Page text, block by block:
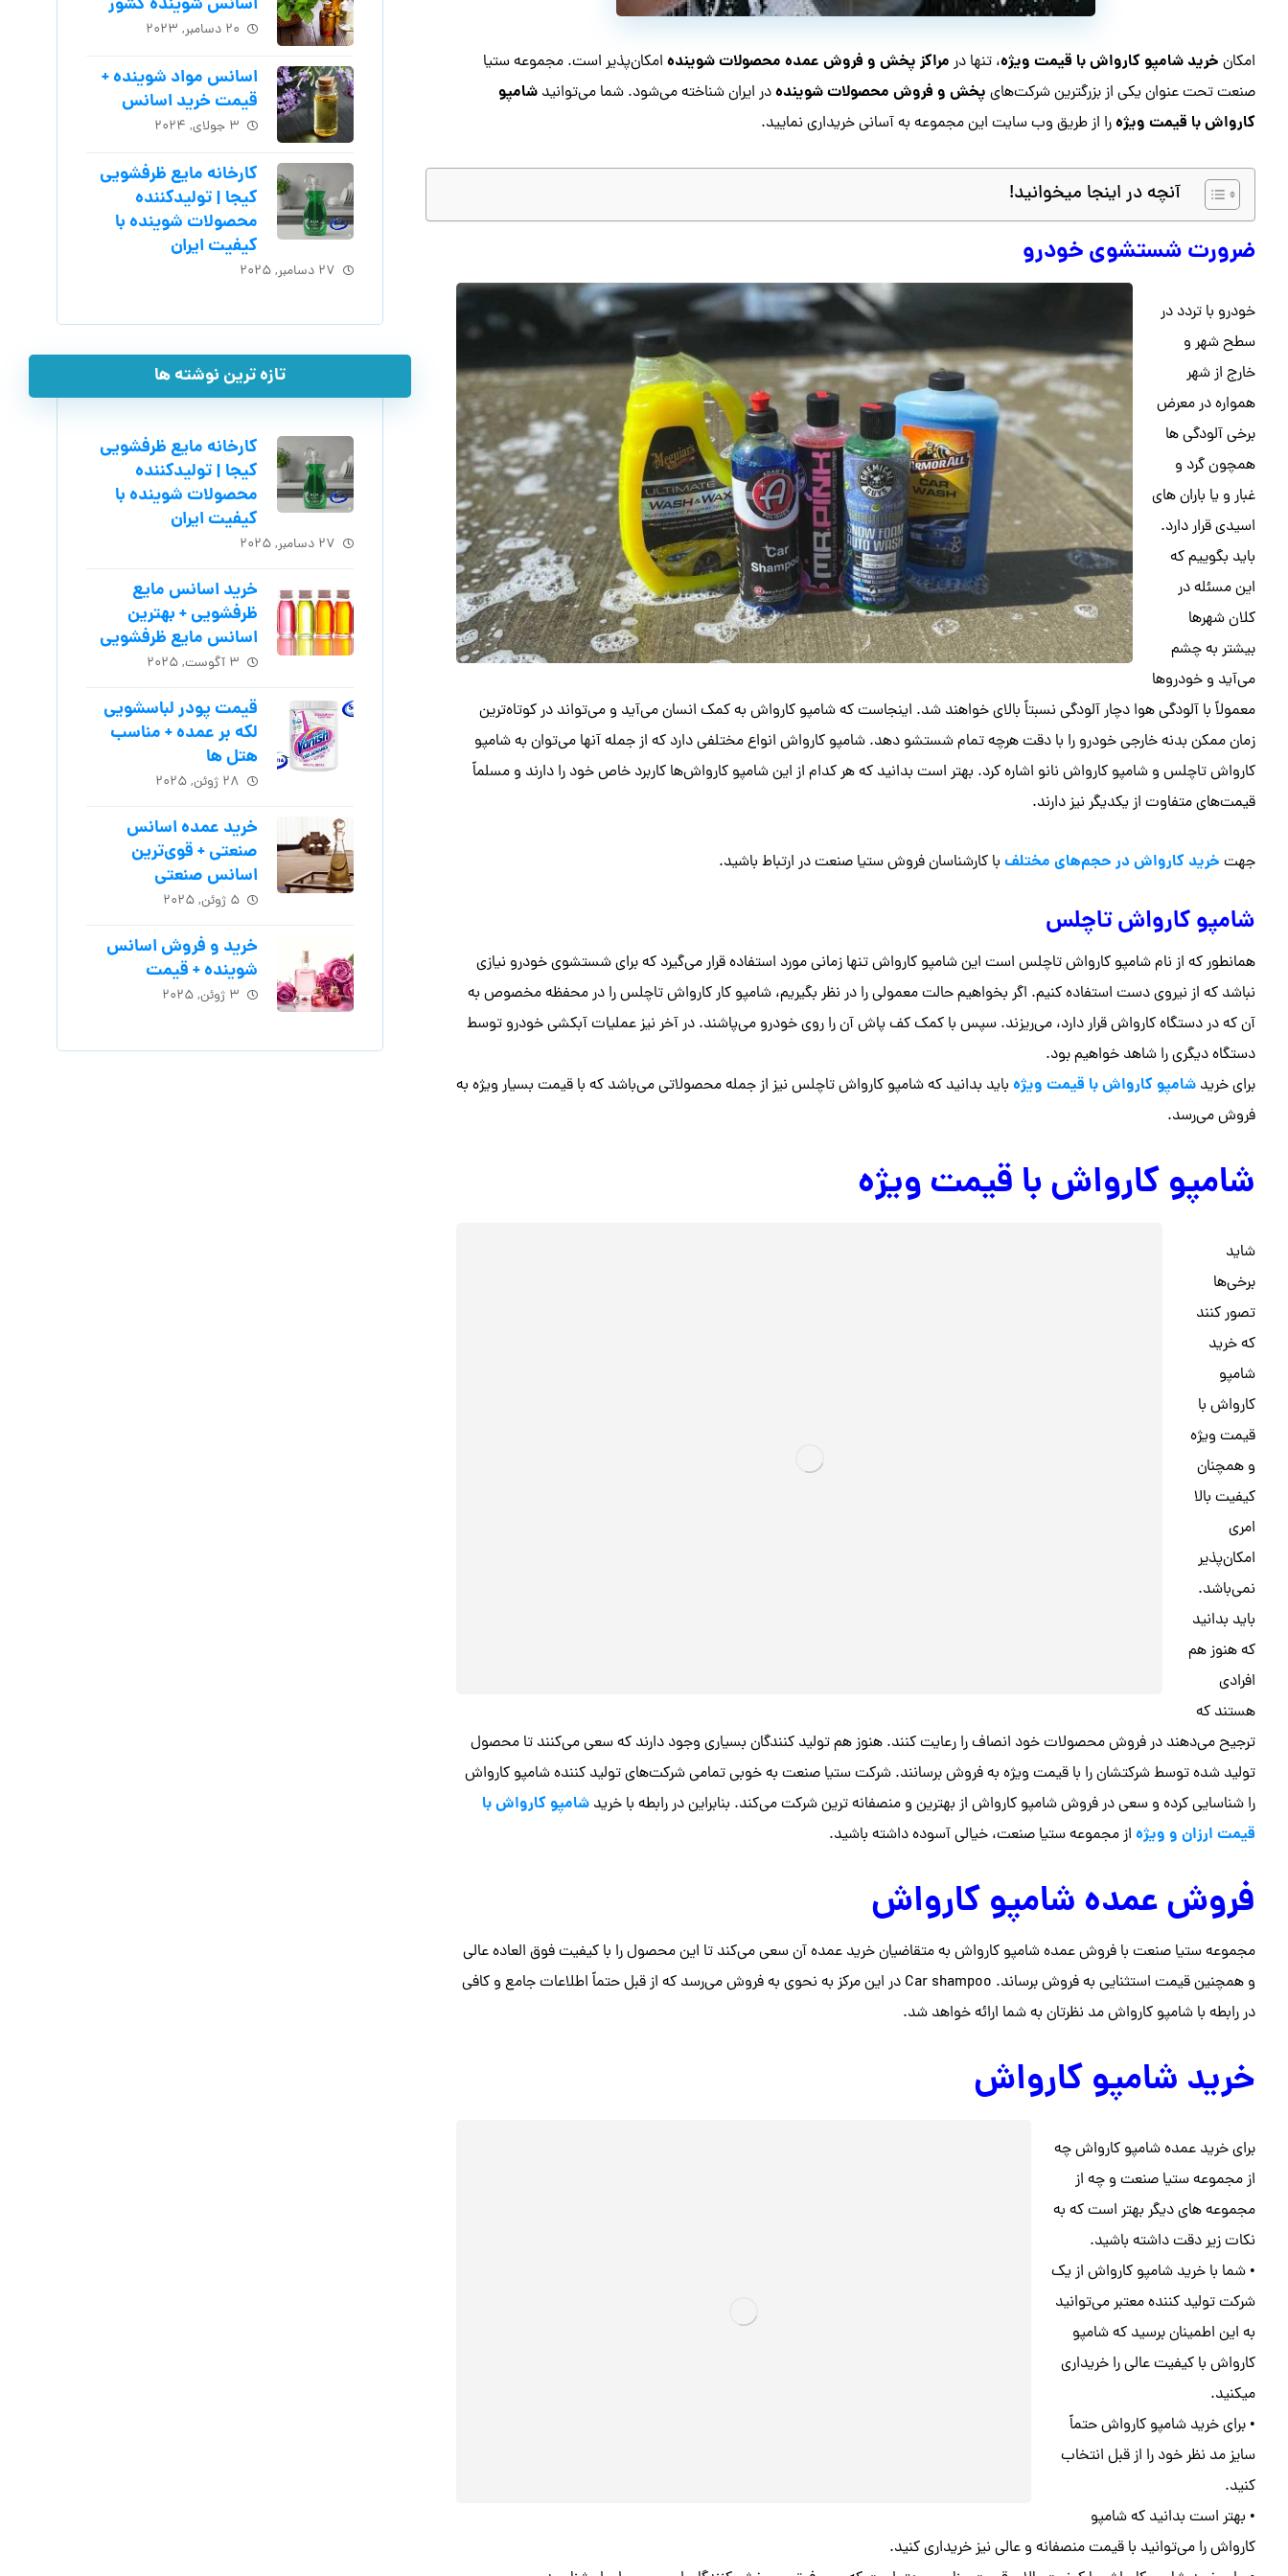
امکان خرید شامپو کارواش با قیمت ویژه، تنها در مراکز پخش و فروش عمده محصولات شویندهامکان‌پذیر است. مجموعه ستیا
صنعت تحت عنوان یکی از بزرگترین شرکت‌های پخش و فروش محصولات شویندهدر ایران شناخته می‌شود. شما می‌توانید شامپو
کارواش با قیمت ویژهرا از طریق وب سایت این مجموعه به آسانی خریداری نمایید.
آنچه در اینجا میخوانید!
ضرورت شستشوی خودرو
خودرو با تردد در
سطح شهر و
خارج از شهر
همواره در معرض
برخی آلودگی‌ ها
همچون گرد و
غبار و یا باران‌ های
اسیدی قرار دارد.
باید بگوییم که
این مسئله در
کلان شهرها
بیشتر به چشم
می‌آید و خودروها
معمولاً با آلودگی هوا دچار آلودگی نسبتاً بالای خواهند شد. اینجاست که شامپو کارواش به کمک انسان می‌آید و می‌تواند در کوتاه‌ترین
زمان ممکن بدنه خارجی خودرو را با دقت هرچه تمام شستشو دهد. شامپو کارواش انواع مختلفی دارد که از جمله آنها می‌توان به شامپو
کارواش تاچلس و شامپو کارواش نانو اشاره کرد. بهتر است بدانید که هر کدام از این شامپو کارواش‌ها کاربرد خاص خود را دارند و مسلماً
قیمت‌های متفاوت از یکدیگر نیز دارند.
جهت خرید کارواش در حجم‌های مختلفبا کارشناسان فروش ستیا صنعت در ارتباط باشید.
شامپو کارواش تاچلس
همانطور که از نام شامپو کارواش تاچلس است این شامپو کارواش تنها زمانی مورد استفاده قرار می‌گیرد که برای شستشوی خودرو نیازی
نباشد که از نیروی دست استفاده کنیم. اگر بخواهیم حالت معمولی را در نظر بگیریم، شامپو کار کارواش تاچلس را در محفظه مخصوص به
آن که در دستگاه کارواش قرار دارد، می‌ریزند. سپس با کمک کف پاش آن را روی خودرو می‌پاشند. در آخر نیز عملیات آبکشی خودرو توسط
دستگاه دیگری را شاهد خواهیم بود.
برای خرید شامپو کارواش با قیمت ویژهباید بدانید که شامپو کارواش تاچلس نیز از جمله محصولاتی می‌باشد که با قیمت بسیار ویژه به
فروش می‌رسد.
شامپو کارواش با قیمت ویژه
شاید
برخی‌ها
تصور کنند
که خرید
شامپو
کارواش با
قیمت ویژه
و همچنان
کیفیت بالا
امری
امکان‌پذیر
نمی‌باشد.
باید بدانید
که هنوز هم
افرادی
هستند که
ترجیح می‌دهند در فروش محصولات خود انصاف را رعایت کنند. هنوز هم تولید کنندگان بسیاری وجود دارند که سعی می‌کنند تا محصول
تولید شده توسط شرکتشان را با قیمت ویژه به فروش برسانند. شرکت ستیا صنعت به خوبی تمامی شرکت‌های تولید کننده شامپو کارواش
را شناسایی کرده و سعی در فروش شامپو کارواش از بهترین و منصفانه ترین شرکت می‌کند. بنابراین در رابطه با خرید شامپو کارواش با
قیمت ارزان و ویژهاز مجموعه ستیا صنعت، خیالی آسوده داشته باشید.
فروش عمده شامپو کارواش
مجموعه ستیا صنعت با فروش عمده شامپو کارواش به متقاضیان خرید عمده آن سعی می‌کند تا این محصول را با کیفیت فوق العاده عالی
و همچنین قیمت استثنایی به فروش برساند. Car shampoo در این مرکز به نحوی به فروش می‌رسد که از قبل حتماً اطلاعات جامع و کافی
در رابطه با شامپو کارواش مد نظرتان به شما ارائه خواهد شد.
خرید شامپو کارواش
برای خرید عمده شامپو کارواش چه
از مجموعه ستیا صنعت و چه از
مجموعه‌ های دیگر بهتر است که به
نکات زیر دقت داشته باشید.‌
• شما با خرید شامپو کارواش از یک
شرکت تولید کننده معتبر می‌توانید
به این اطمینان برسید که شامپو
کارواش با کیفیت عالی را خریداری
میکنید.
• برای خرید شامپو کارواش حتماً
سایز مد نظر خود را از قبل انتخاب
کنید.
• بهتر است بدانید که شامپو
کارواش را می‌توانید با قیمت منصفانه و عالی نیز خریداری کنید.
۲۰ دسامبر, ۲۰۲۳
اسانس مواد شوینده +
قیمت خرید اسانس
۳ جولای, ۲۰۲۴
کارخانه مایع ظرفشویی
کیجا | تولیدکننده
محصولات شوینده با
کیفیت ایران
۲۷ دسامبر, ۲۰۲۵
تازه ترین نوشته ها
کارخانه مایع ظرفشویی
کیجا | تولیدکننده
محصولات شوینده با
کیفیت ایران
۲۷ دسامبر, ۲۰۲۵
خرید اسانس مایع
ظرفشویی + بهترین
اسانس مایع ظرفشویی
۳ آگوست, ۲۰۲۵
قیمت پودر لباسشویی
لکه بر عمده + مناسب
هتل ها
۲۸ ژوئن, ۲۰۲۵
خرید عمده اسانس
صنعتی + قوی‌ترین
اسانس‌ صنعتی
۵ ژوئن, ۲۰۲۵
خرید و فروش اسانس
شوینده + قیمت
۳ ژوئن, ۲۰۲۵